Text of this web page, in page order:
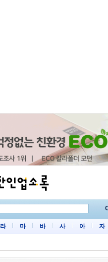
라 마 바 사 아 자